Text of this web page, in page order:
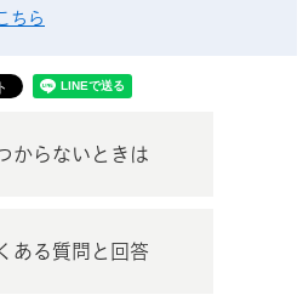
ちら
からないときは
ある質問と回答